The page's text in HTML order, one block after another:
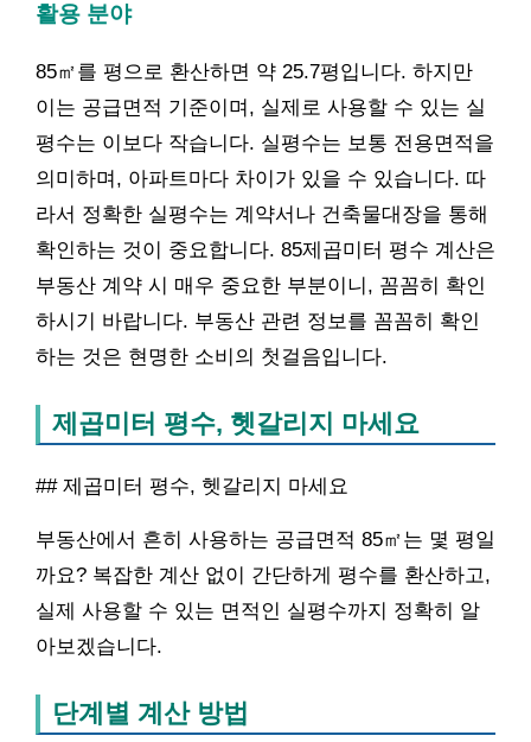
활용 분야
85㎡를 평으로 환산하면 약 25.7평입니다. 하지만
이는 공급면적 기준이며, 실제로 사용할 수 있는 실
평수는 이보다 작습니다. 실평수는 보통 전용면적을
의미하며, 아파트마다 차이가 있을 수 있습니다. 따
라서 정확한 실평수는 계약서나 건축물대장을 통해
확인하는 것이 중요합니다. 85제곱미터 평수 계산은
부동산 계약 시 매우 중요한 부분이니, 꼼꼼히 확인
하시기 바랍니다. 부동산 관련 정보를 꼼꼼히 확인
하는 것은 현명한 소비의 첫걸음입니다.
제곱미터 평수, 헷갈리지 마세요
## 제곱미터 평수, 헷갈리지 마세요
부동산에서 흔히 사용하는 공급면적 85㎡는 몇 평일
까요? 복잡한 계산 없이 간단하게 평수를 환산하고,
실제 사용할 수 있는 면적인 실평수까지 정확히 알
아보겠습니다.
단계별 계산 방법